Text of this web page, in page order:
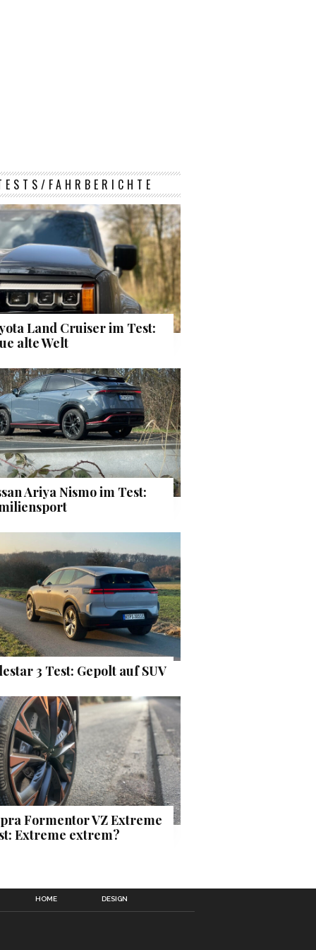
FAHRBERICHTE
Land Cruiser im Test:
alte Welt
Ariya Nismo im Test:
3 Test: Gepolt auf SUV
Formentor VZ Extreme
Extreme extrem?
HOME DESIGN